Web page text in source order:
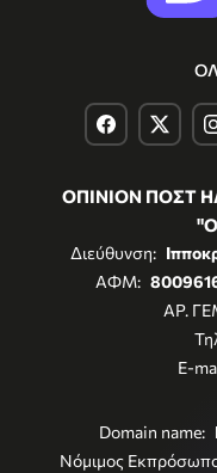
ΟΠΙΝΙΟΝ ΠΟΣΤ
Διεύθυνση:
ΑΦΜ:
ΑΡ.
E-
Domain name:
Νόμιμος